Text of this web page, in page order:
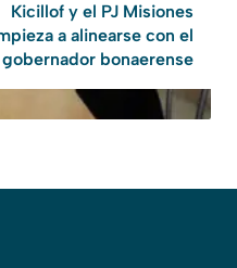
Kicillof y el PJ Misiones
a alinearse con el
gobernador bonaerense